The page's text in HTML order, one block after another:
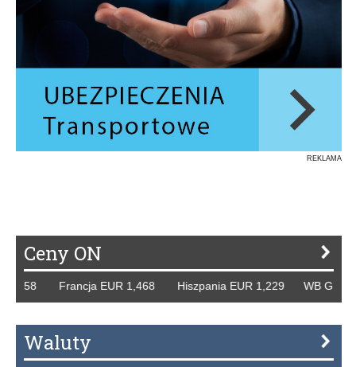
REKLAMA
Ceny ON
Francja EUR 1,468 Hiszpania EUR 1,229 WB GBP
Waluty